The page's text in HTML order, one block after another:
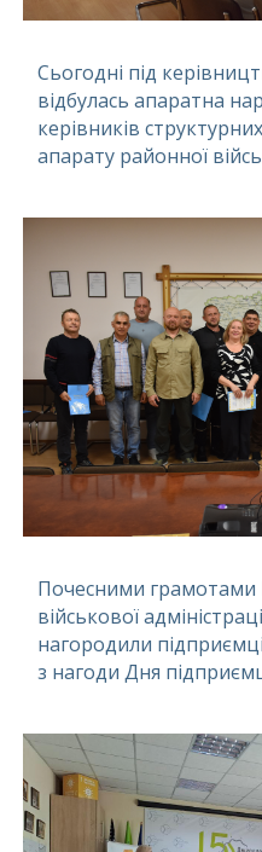
Сьогодні під
відбулась апаратна
керівників
апарату районної
Почесними грамотами
військової
нагородили
з нагоди Дня